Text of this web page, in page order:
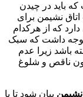
باید در چیدن
نشیمن برای
که از هرکدام
توجه داشت که سبک
باشد زیرا عدم
ناقص و شلوغ
بیان شود تا با